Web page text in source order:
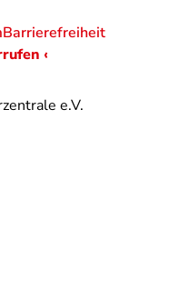
e.V.
Barrierefreiheit
‹